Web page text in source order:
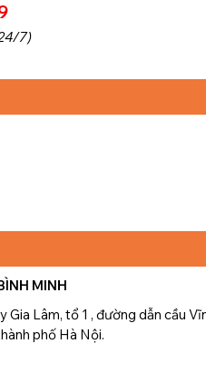
7)
MINH
Gia Lâm, tổ 1 , đường dẫn cầu
phố Hà Nội.